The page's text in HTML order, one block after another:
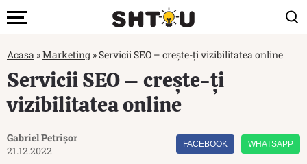
Acasa »Marketing »Servicii SEO – crește-ți vizibilitatea online
Servicii SEO – crește-ți
vizibilitatea online
Gabriel Petrișor
21.12.2022
FACEBOOK WHATSAPP